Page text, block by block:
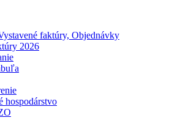
faktúry, Objednávky
2026
hospodárstvo